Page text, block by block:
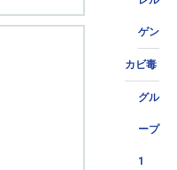
ゲン
カビ毒
グル
ープ
1